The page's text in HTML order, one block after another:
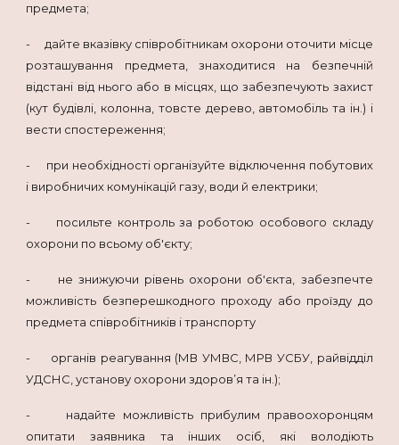
предмета;
- дайте вказівку співробітникам охорони оточити місце
розташування предмета, знаходитися на безпечній
відстані від нього або в місцях, що забезпечують захист
(кут будівлі, колонна, товсте дерево, автомобіль та ін.) і
вести спостереження;
- при необхідності організуйте відключення побутових
і виробничих комунікацій газу, води й електрики;
- посильте контроль за роботою особового складу
охорони по всьому об'єкту;
- не знижуючи рівень охорони об'єкта, забезпечте
можливість безперешкодного проходу або проїзду до
предмета співробітників і транспорту
- органів реагування (МВ УМВС, МРВ УСБУ, райвідділ
УДСНС, установу охорони здоров’я та ін.);
- надайте можливість прибулим правоохоронцям
опитати заявника та інших осіб, які володіють